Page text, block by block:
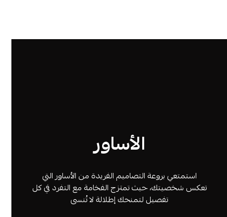
الأساور
استمتعي بروعة التصاميم الفريدة من الأساور التي
تعكس شخصيتك، حيث تمتزج الفخامة مع التفرد في كل
تفصيل لتمنحك إطلالة لا تُنسى